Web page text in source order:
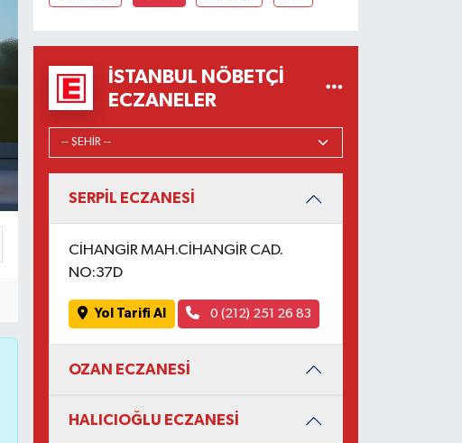
İSTANBUL NÖBETÇI
ECZANELER
SERPİL ECZANESİ
CİHANGİR MAH.CİHANGİR CAD.
NO:37D
Yol Tarifi Al 0 (212) 251 26 83
OZAN ECZANESİ
HALICIOĞLU ECZANESİ